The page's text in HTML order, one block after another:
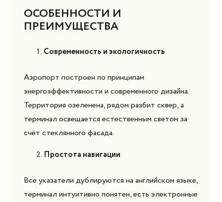
ОСОБЕННОСТИ И
ПРЕИМУЩЕСТВА
Современность и экологичность
Аэропорт построен по принципам
энергоэффективности и современного дизайна.
Территория озеленена, рядом разбит сквер, а
терминал освещается естественным светом за
счёт стеклянного фасада.
Простота навигации
Все указатели дублируются на английском языке,
терминал интуитивно понятен, есть электронные